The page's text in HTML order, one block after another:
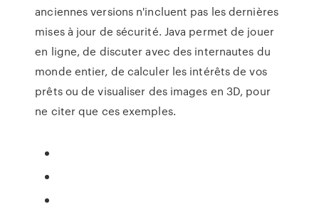
anciennes versions n'incluent pas les dernières
mises à jour de sécurité. Java permet de jouer
en ligne, de discuter avec des internautes du
monde entier, de calculer les intérêts de vos
prêts ou de visualiser des images en 3D, pour
ne citer que ces exemples.